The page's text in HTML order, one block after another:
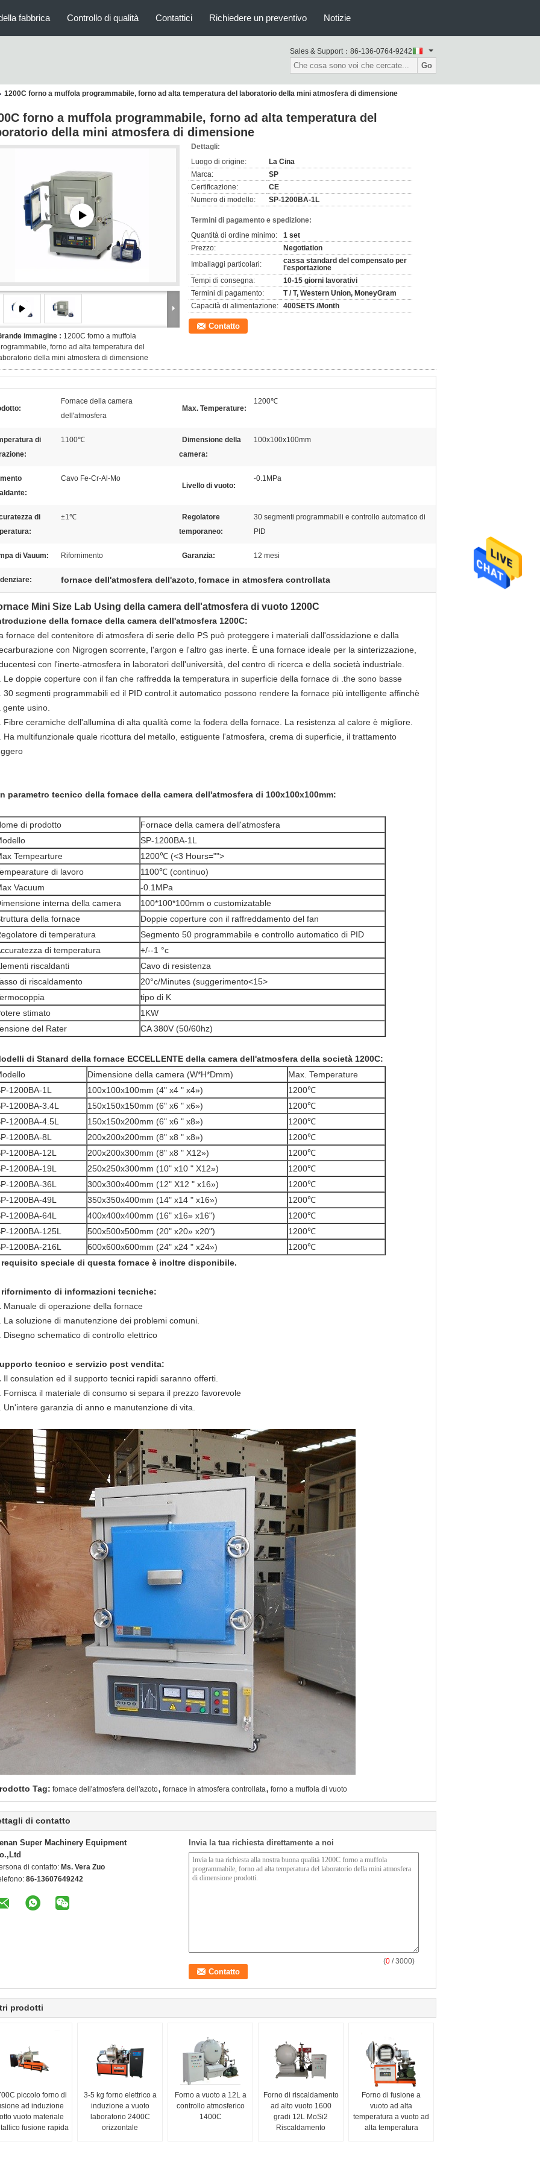
fabbrica Controllo di qualità Contattici Richiedere un preventivo Notizie
Sales & Support： 86-136-0764-9242
Go
1200C forno a muffola programmabile, forno ad alta temperatura del laboratorio della mini atmosfera di dimensione
forno a muffola programmabile, forno ad alta temperatura del
della mini atmosfera di dimensione
immagine : 1200C forno a muffola
forno ad alta temperatura del
della mini atmosfera di dimensione
Dettagli:
Luogo di origine:
La Cina
Marca:
SP
Certificazione:
CE
Numero di modello:
SP-1200BA-1L
Termini di pagamento e spedizione:
Quantità di ordine minimo:
1 set
Prezzo:
Negotiation
Imballaggi particolari:
cassa standard del compensato per
l'esportazione
Tempi di consegna:
10-15 giorni lavorativi
Termini di pagamento:
T / T, Western Union, MoneyGram
Capacità di alimentazione: 400SETS /Month
Contatto
Fornace della camera
dell'atmosfera
Max. Temperature:
1200℃
di
1100℃
Dimensione della
camera:
100x100x100mm
Cavo Fe-Cr-Al-Mo
Livello di vuoto:
-0.1MPa
di
±1℃
Regolatore
temporaneo:
30 segmenti programmabili e controllo automatico di
PID
di Vauum: Rifornimento Garanzia: 12 mesi
fornace dell'atmosfera dell'azoto, fornace in atmosfera controllata
Mini Size Lab Using della camera dell'atmosfera di vuoto 1200C
della fornace della camera dell'atmosfera 1200C:
fornace del contenitore di atmosfera di serie dello PS può proteggere i materiali dall'ossidazione e dalla
con Nigrogen scorrente, l'argon e l'altro gas inerte. È una fornace ideale per la sinterizzazione,
con l'inerte-atmosfera in laboratori dell'università, del centro di ricerca e della società industriale.
Le doppie coperture con il fan che raffredda la temperatura in superficie della fornace di .the sono basse
30 segmenti programmabili ed il PID control.it automatico possono rendere la fornace più intelligente affinchè
gente usino.
Fibre ceramiche dell'allumina di alta qualità come la fodera della fornace. La resistenza al calore è migliore.
Ha multifunzionale quale ricottura del metallo, estiguente l'atmosfera, crema di superficie, il trattamento
parametro tecnico della fornace della camera dell'atmosfera di 100x100x100mm:
di prodotto
Fornace della camera dell'atmosfera
SP-1200BA-1L
Tempearture
1200℃ (<3 Hours="">
di lavoro
1100℃ (continuo)
Vacuum
-0.1MPa
interna della camera
100*100*100mm o customizatable
della fornace
Doppie coperture con il raffreddamento del fan
di temperatura
Segmento 50 programmabile e controllo automatico di PID
di temperatura
+/--1 °c
riscaldanti
Cavo di resistenza
di riscaldamento
20°c/Minutes (suggerimento<15>
tipo di K
stimato
1KW
del Rater
CA 380V (50/60hz)
di Stanard della fornace ECCELLENTE della camera dell'atmosfera della società 1200C:
Dimensione della camera (W*H*Dmm)
Max. Temperature
1200BA-1L
100x100x100mm (4" x4 " x4»)
1200℃
1200BA-3.4L
150x150x150mm (6" x6 " x6»)
1200℃
1200BA-4.5L
150x150x200mm (6" x6 " x8»)
1200℃
1200BA-8L
200x200x200mm (8" x8 " x8»)
1200℃
1200BA-12L
200x200x300mm (8" x8 " X12»)
1200℃
1200BA-19L
250x250x300mm (10" x10 " X12»)
1200℃
1200BA-36L
300x300x400mm (12" X12 " x16»)
1200℃
1200BA-49L
350x350x400mm (14" x14 " x16»)
1200℃
1200BA-64L
400x400x400mm (16" x16» x16")
1200℃
1200BA-125L
500x500x500mm (20" x20» x20")
1200℃
1200BA-216L
600x600x600mm (24" x24 " x24»)
1200℃
requisito speciale di questa fornace è inoltre disponibile.
rifornimento di informazioni tecniche:
Manuale di operazione della fornace
La soluzione di manutenzione dei problemi comuni.
Disegno schematico di controllo elettrico
tecnico e servizio post vendita:
Il consulation ed il supporto tecnici rapidi saranno offerti.
Fornisca il materiale di consumo si separa il prezzo favorevole
Un'intere garanzia di anno e manutenzione di vita.
Tag: fornace dell'atmosfera dell'azoto, fornace in atmosfera controllata, forno a muffola di vuoto
di contatto
Super Machinery Equipment
di contatto: Ms. Vera Zuo
86-13607649242
Invia la tua richiesta direttamente a noi
(0 / 3000)
prodotti
piccolo forno di
ad induzione
vuoto materiale
fusione rapida
3-5 kg forno elettrico a
induzione a vuoto
laboratorio 2400C
orizzontale
Forno a vuoto a 12L a
controllo atmosferico
1400C
Forno di riscaldamento
ad alto vuoto 1600
gradi 12L MoSi2
Riscaldamento
Forno di fusione a
vuoto ad alta
temperatura a vuoto ad
alta temperatura